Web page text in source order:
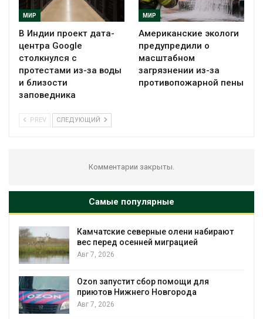
МИР
В Индии проект дата-
центра Google
столкнулся с
протестами из-за воды
и близости
заповедника
МИР
Американские экологи
предупредили о
масштабном
загрязнении из-за
противопожарной пены
PREV СЛЕДУЮЩИЙ
Комментарии закрыты.
Самые популярные
Тайфун, засуха и пожары: сразу
несколько регионов столкнулись с
экстремальными природными
Авг 7, 2026
Солнечные панели над каналами
позволяют одновременно